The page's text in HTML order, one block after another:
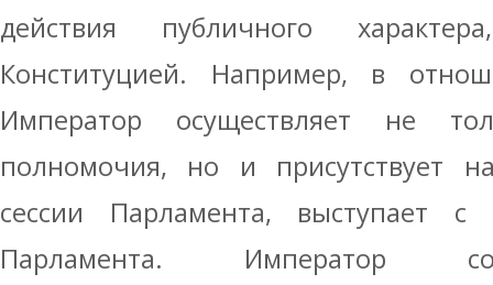
действия публичного
Конституцией. Например, в
Император осуществляет не
полномочия, но и присутствует
сессии Парламента, выступает
Парламента. Император